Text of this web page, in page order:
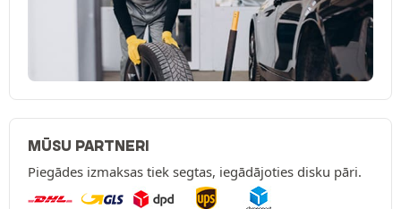
MŪSU PARTNERI
Piegādes izmaksas tiek segtas, iegādājoties disku pāri.